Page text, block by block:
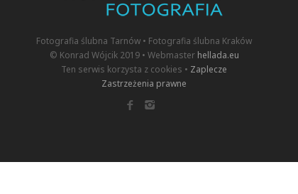
Fotografia ślubna Tarnów • Fotografia ślubna Kraków
© Konrad Wójcik 2019 • Webmaster hellada.eu
Ten serwis korzysta z cookies • Zaplecze
Zastrzeżenia prawne